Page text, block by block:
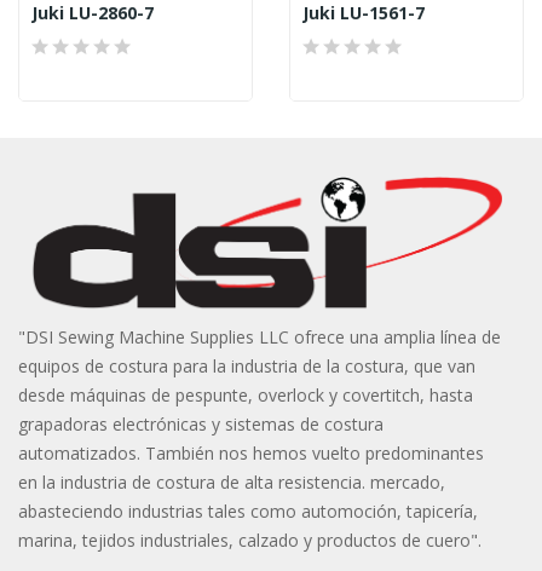
Juki LU-2860-7 Juki LU-1561-7
"DSI Sewing Machine Supplies LLC ofrece una amplia línea de
equipos de costura para la industria de la costura, que van
desde máquinas de pespunte, overlock y covertitch, hasta
grapadoras electrónicas y sistemas de costura
automatizados. También nos hemos vuelto predominantes
en la industria de costura de alta resistencia. mercado,
abasteciendo industrias tales como automoción, tapicería,
marina, tejidos industriales, calzado y productos de cuero".